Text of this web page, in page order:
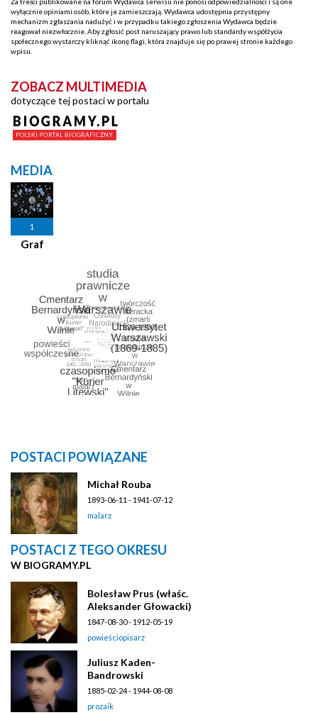
wyłącznie opiniami osób, które je zamieszczają. Wydawca udostępnia przystępny
mechanizm zgłaszania nadużyć i w przypadku takiego zgłoszenia Wydawca będzie
reagował niezwłocznie. Aby zgłosić post naruszający prawo lub standardy współżycia
społecznego wystarczy kliknąć ikonę flagi, która znajduje się po prawej stronie każdego
wpisu.
ZOBACZ MULTIMEDIA
dotyczące tej postaci w portalu
MEDIA
1
Graf
POSTACI POWIĄZANE
Michał Rouba
1893-06-11 - 1941-07-12
malarz
POSTACI Z TEGO OKRESU
W BIOGRAMY.PL
Bolesław Prus (właśc.
Aleksander Głowacki)
1847-08-30 - 1912-05-19
powieściopisarz
Juliusz Kaden-
Bandrowski
1885-02-24 - 1944-08-08
prozaik